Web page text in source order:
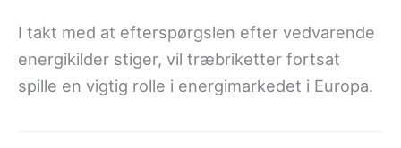
I takt med at efterspørgslen efter vedvarende
energikilder stiger, vil træbriketter fortsat
spille en vigtig rolle i energimarkedet i Europa.